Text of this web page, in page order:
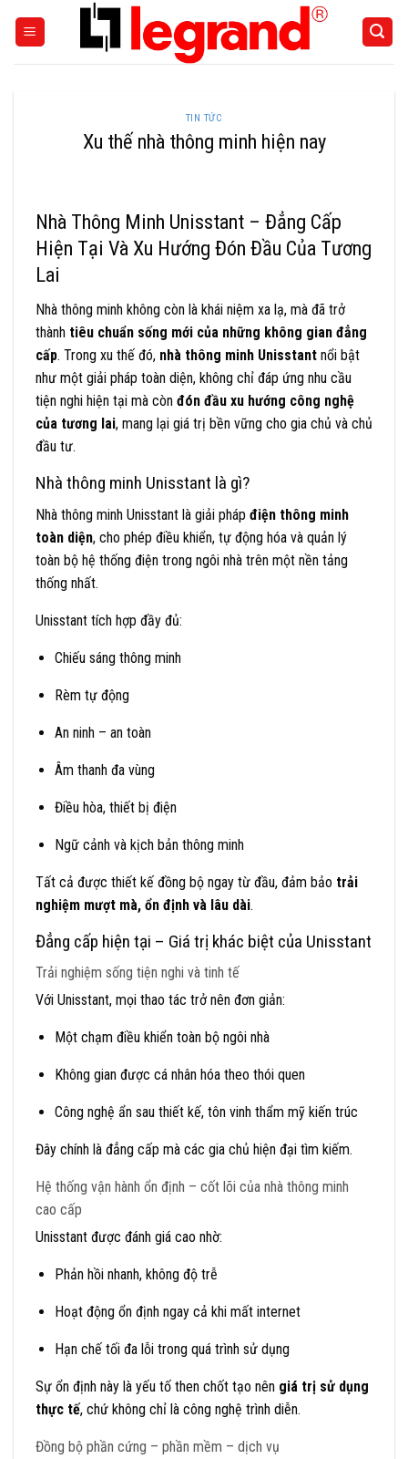
TIN TỨC
Xu thế nhà thông minh hiện nay
Nhà Thông Minh Unisstant – Đẳng Cấp
Hiện Tại Và Xu Hướng Đón Đầu Của Tương
Lai
Nhà thông minh không còn là khái niệm xa lạ, mà đã trở
thành tiêu chuẩn sống mới của những không gian đẳng
cấp. Trong xu thế đó, nhà thông minh Unisstant nổi bật
như một giải pháp toàn diện, không chỉ đáp ứng nhu cầu
tiện nghi hiện tại mà còn đón đầu xu hướng công nghệ
của tương lai, mang lại giá trị bền vững cho gia chủ và chủ
đầu tư.
Nhà thông minh Unisstant là gì?
Nhà thông minh Unisstant là giải pháp điện thông minh
toàn diện, cho phép điều khiển, tự động hóa và quản lý
toàn bộ hệ thống điện trong ngôi nhà trên một nền tảng
thống nhất.
Unisstant tích hợp đầy đủ:
Chiếu sáng thông minh
Rèm tự động
An ninh – an toàn
Âm thanh đa vùng
Điều hòa, thiết bị điện
Ngữ cảnh và kịch bản thông minh
Tất cả được thiết kế đồng bộ ngay từ đầu, đảm bảo trải
nghiệm mượt mà, ổn định và lâu dài.
Đẳng cấp hiện tại – Giá trị khác biệt của Unisstant
Trải nghiệm sống tiện nghi và tinh tế
Với Unisstant, mọi thao tác trở nên đơn giản:
Một chạm điều khiển toàn bộ ngôi nhà
Không gian được cá nhân hóa theo thói quen
Công nghệ ẩn sau thiết kế, tôn vinh thẩm mỹ kiến trúc
Đây chính là đẳng cấp mà các gia chủ hiện đại tìm kiếm.
Hệ thống vận hành ổn định – cốt lõi của nhà thông minh
cao cấp
Unisstant được đánh giá cao nhờ:
Phản hồi nhanh, không độ trễ
Hoạt động ổn định ngay cả khi mất internet
Hạn chế tối đa lỗi trong quá trình sử dụng
Sự ổn định này là yếu tố then chốt tạo nên giá trị sử dụng
thực tế, chứ không chỉ là công nghệ trình diễn.
Đồng bộ phần cứng – phần mềm – dịch vụ